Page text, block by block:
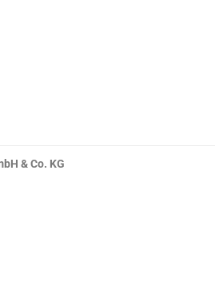
& Co. KG